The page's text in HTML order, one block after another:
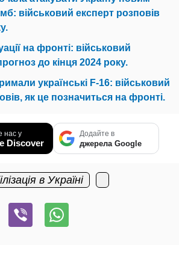
військовий експерт розповів
на фронті: військовий
до кінця 2024 року.
українські F-16: військовий
як це позначиться на фронті.
нас у
Discover
Додайте в
джерела Google
в Україні